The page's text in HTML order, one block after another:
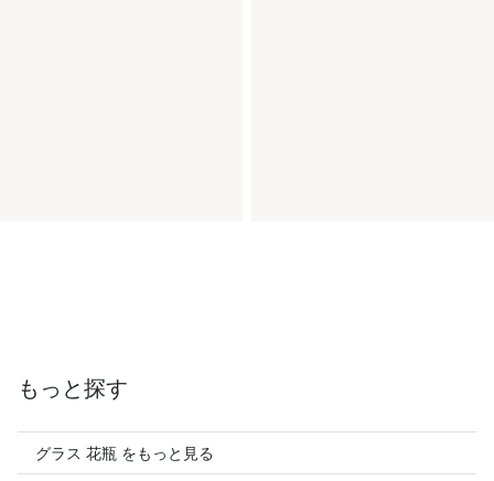
もっと探す
グラス 花瓶 をもっと見る